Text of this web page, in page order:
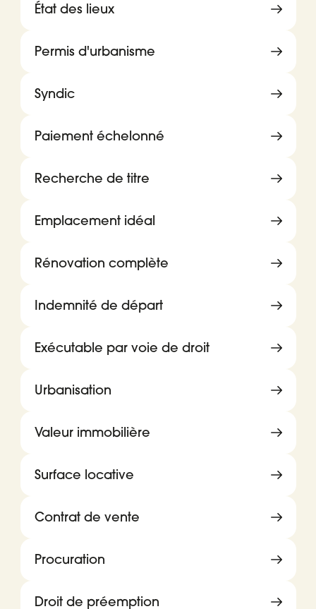
État des lieux
Permis d'urbanisme
Syndic
Paiement échelonné
Recherche de titre
Emplacement idéal
Rénovation complète
Indemnité de départ
Exécutable par voie de droit
Urbanisation
Valeur immobilière
Surface locative
Contrat de vente
Procuration
Droit de préemption